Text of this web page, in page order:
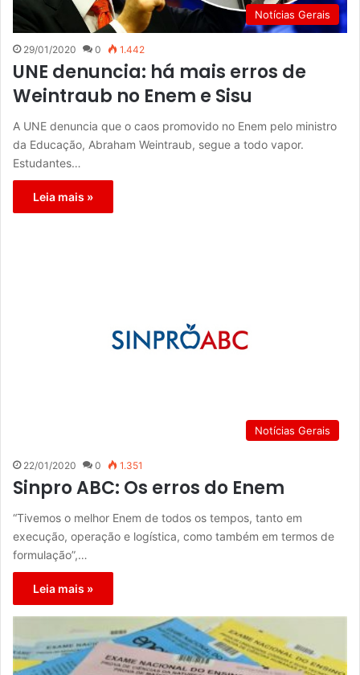
Notícias Gerais
29/01/2020 0 1.442
UNE denuncia: há mais erros de
Weintraub no Enem e Sisu
A UNE denuncia que o caos promovido no Enem pelo ministro
da Educação, Abraham Weintraub, segue a todo vapor.
Estudantes…
Leia mais »
Notícias Gerais
22/01/2020 0 1.351
Sinpro ABC: Os erros do Enem
“Tivemos o melhor Enem de todos os tempos, tanto em
execução, operação e logística, como também em termos de
formulação”,…
Leia mais »